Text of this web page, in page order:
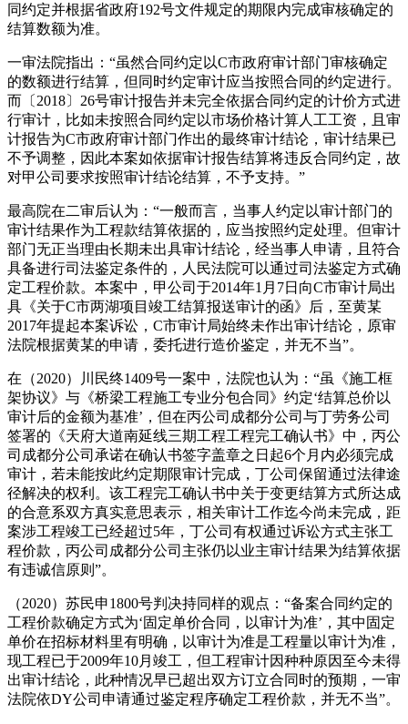
同约定并根据省政府192号文件规定的期限内完成审核确定的
结算数额为准。
一审法院指出：“虽然合同约定以C市政府审计部门审核确定
的数额进行结算，但同时约定审计应当按照合同的约定进行。
而〔2018〕26号审计报告并未完全依据合同约定的计价方式进
行审计，比如未按照合同约定以市场价格计算人工工资，且审
计报告为C市政府审计部门作出的最终审计结论，审计结果已
不予调整，因此本案如依据审计报告结算将违反合同约定，故
对甲公司要求按照审计结论结算，不予支持。”
最高院在二审后认为：“一般而言，当事人约定以审计部门的
审计结果作为工程款结算依据的，应当按照约定处理。但审计
部门无正当理由长期未出具审计结论，经当事人申请，且符合
具备进行司法鉴定条件的，人民法院可以通过司法鉴定方式确
定工程价款。本案中，甲公司于2014年1月7日向C市审计局出
具《关于C市两湖项目竣工结算报送审计的函》后，至黄某
2017年提起本案诉讼，C市审计局始终未作出审计结论，原审
法院根据黄某的申请，委托进行造价鉴定，并无不当”。
在（2020）川民终1409号一案中，法院也认为：“虽《施工框
架协议》与《桥梁工程施工专业分包合同》约定‘结算总价以
审计后的金额为基准’，但在丙公司成都分公司与丁劳务公司
签署的《天府大道南延线三期工程工程完工确认书》中，丙公
司成都分公司承诺在确认书签字盖章之日起6个月内必须完成
审计，若未能按此约定期限审计完成，丁公司保留通过法律途
径解决的权利。该工程完工确认书中关于变更结算方式所达成
的合意系双方真实意思表示，相关审计工作迄今尚未完成，距
案涉工程竣工已经超过5年，丁公司有权通过诉讼方式主张工
程价款，丙公司成都分公司主张仍以业主审计结果为结算依据
有违诚信原则”。
（2020）苏民申1800号判决持同样的观点：“备案合同约定的
工程价款确定方式为‘固定单价合同，以审计为准’，其中固定
单价在招标材料里有明确，以审计为准是工程量以审计为准，
现工程已于2009年10月竣工，但工程审计因种种原因至今未得
出审计结论，此种情况早已超出双方订立合同时的预期，一审
法院依DY公司申请通过鉴定程序确定工程价款，并无不当”。